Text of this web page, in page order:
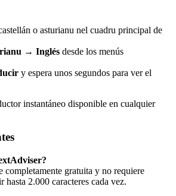
o asturianu nel cuadru principal de
→ Inglés desde los menús
y espera unos segundos para ver el
instantáneo disponible en cualquier
?
completamente gratuita y no requiere
hasta 2.000 caracteres cada vez.